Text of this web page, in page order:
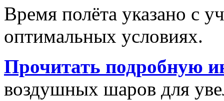
Время полёта указано с
оптимальных условиях.
Прочитать подробную
воздушных шаров для